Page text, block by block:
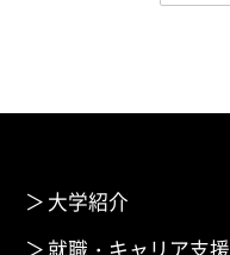
大学紹介
就職・キャリア支援